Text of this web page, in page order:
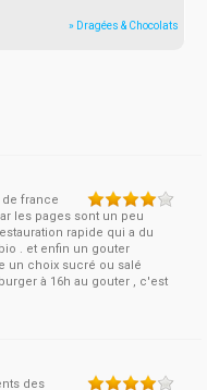
» Dragées & Chocolats
france
les pages sont un peu
rapide qui a du
. et enfin un gouter
un choix sucré ou salé
à 16h au gouter , c'est
des